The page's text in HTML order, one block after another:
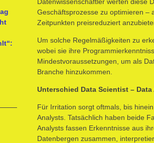
Geschäftsprozesse zu optimieren –
Zeitpunkten preisreduziert
Um solche Regelmäßigkeiten zu
wobei sie ihre
Mindestvoraussetzungen, um als
Branche hinzukommen.
Unterschied Data Scientist –
Für Irritation sorgt oftmals, bis
Analysts. Tatsächlich haben beide
Analysts fassen Erkenntnisse aus
Datenbergen zusammen,